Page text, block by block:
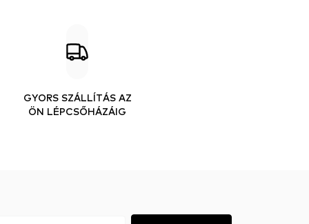
GYORS SZÁLLÍTÁS AZ
ÖN LÉPCSŐHÁZÁIG